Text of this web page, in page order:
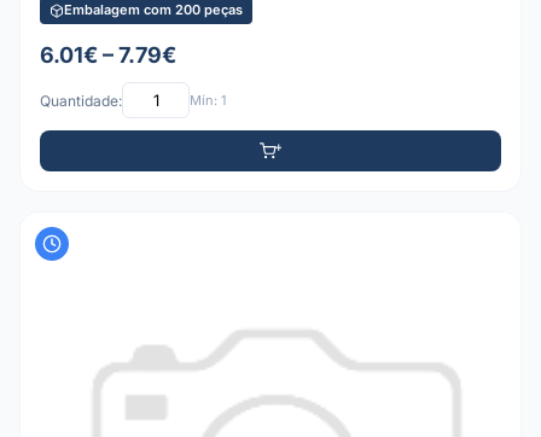
Embalagem com 200 peças
6.01€ – 7.79€
Quantidade: Mín: 1